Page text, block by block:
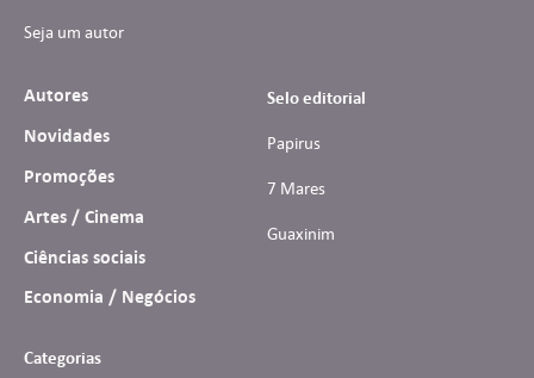
Seja um autor
Autores
Novidades
Promoções
Artes / Cinema
Ciências sociais
Economia / Negócios
Selo editorial
Papirus
7 Mares
Guaxinim
Categorias